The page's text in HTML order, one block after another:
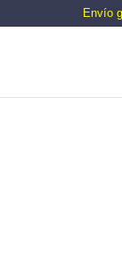
Envío